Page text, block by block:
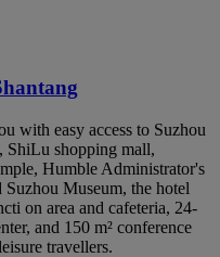
with easy access to Suzhou
shopping mall,
Humble Administrator's
Museum, the hotel
on area and cafeteria, 24-
and 150 m² conference
travellers.